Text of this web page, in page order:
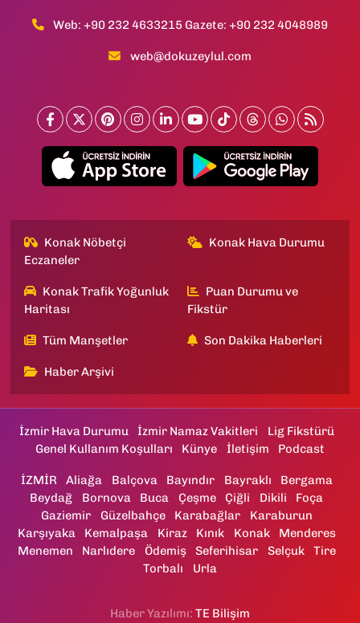
Web: +90 232 4633215 Gazete: +90 232 4048989
web@dokuzeylul.com
Konak Nöbetçi
Eczaneler
Konak Hava Durumu
Konak Trafik Yoğunluk
Haritası
Puan Durumu ve
Fikstür
Tüm Manşetler Son Dakika Haberleri
Haber Arşivi
İzmir Hava Durumu İzmir Namaz Vakitleri
Lig Fikstürü
Genel Kullanım Koşulları
Künye İletişim Podcast
İZMİR Aliağa Balçova Bayındır Bayraklı
Bergama
Beydağ
Bornova Buca Çeşme Çiğli Dikili
Foça
Gaziemir
Güzelbahçe Karabağlar
Karaburun
Karşıyaka
Kemalpaşa Kiraz Kınık Konak
Menderes
Menemen
Narlıdere Ödemiş Seferihisar Selçuk
Tire
Torbalı
Urla
Haber Yazılımı: TE Bilişim